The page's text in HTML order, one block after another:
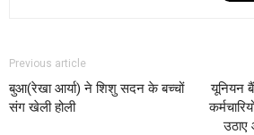
Previous article
बुआ(रेखा आर्या) ने शिशु सदन के बच्चों
संग खेली होली
यूनियन
उठाए